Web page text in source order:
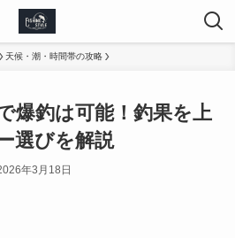
天候・潮・時間帯の攻略
爆釣は可能！釣果を上
選びを解説
年3月18日